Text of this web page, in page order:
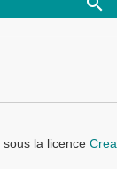
la licence